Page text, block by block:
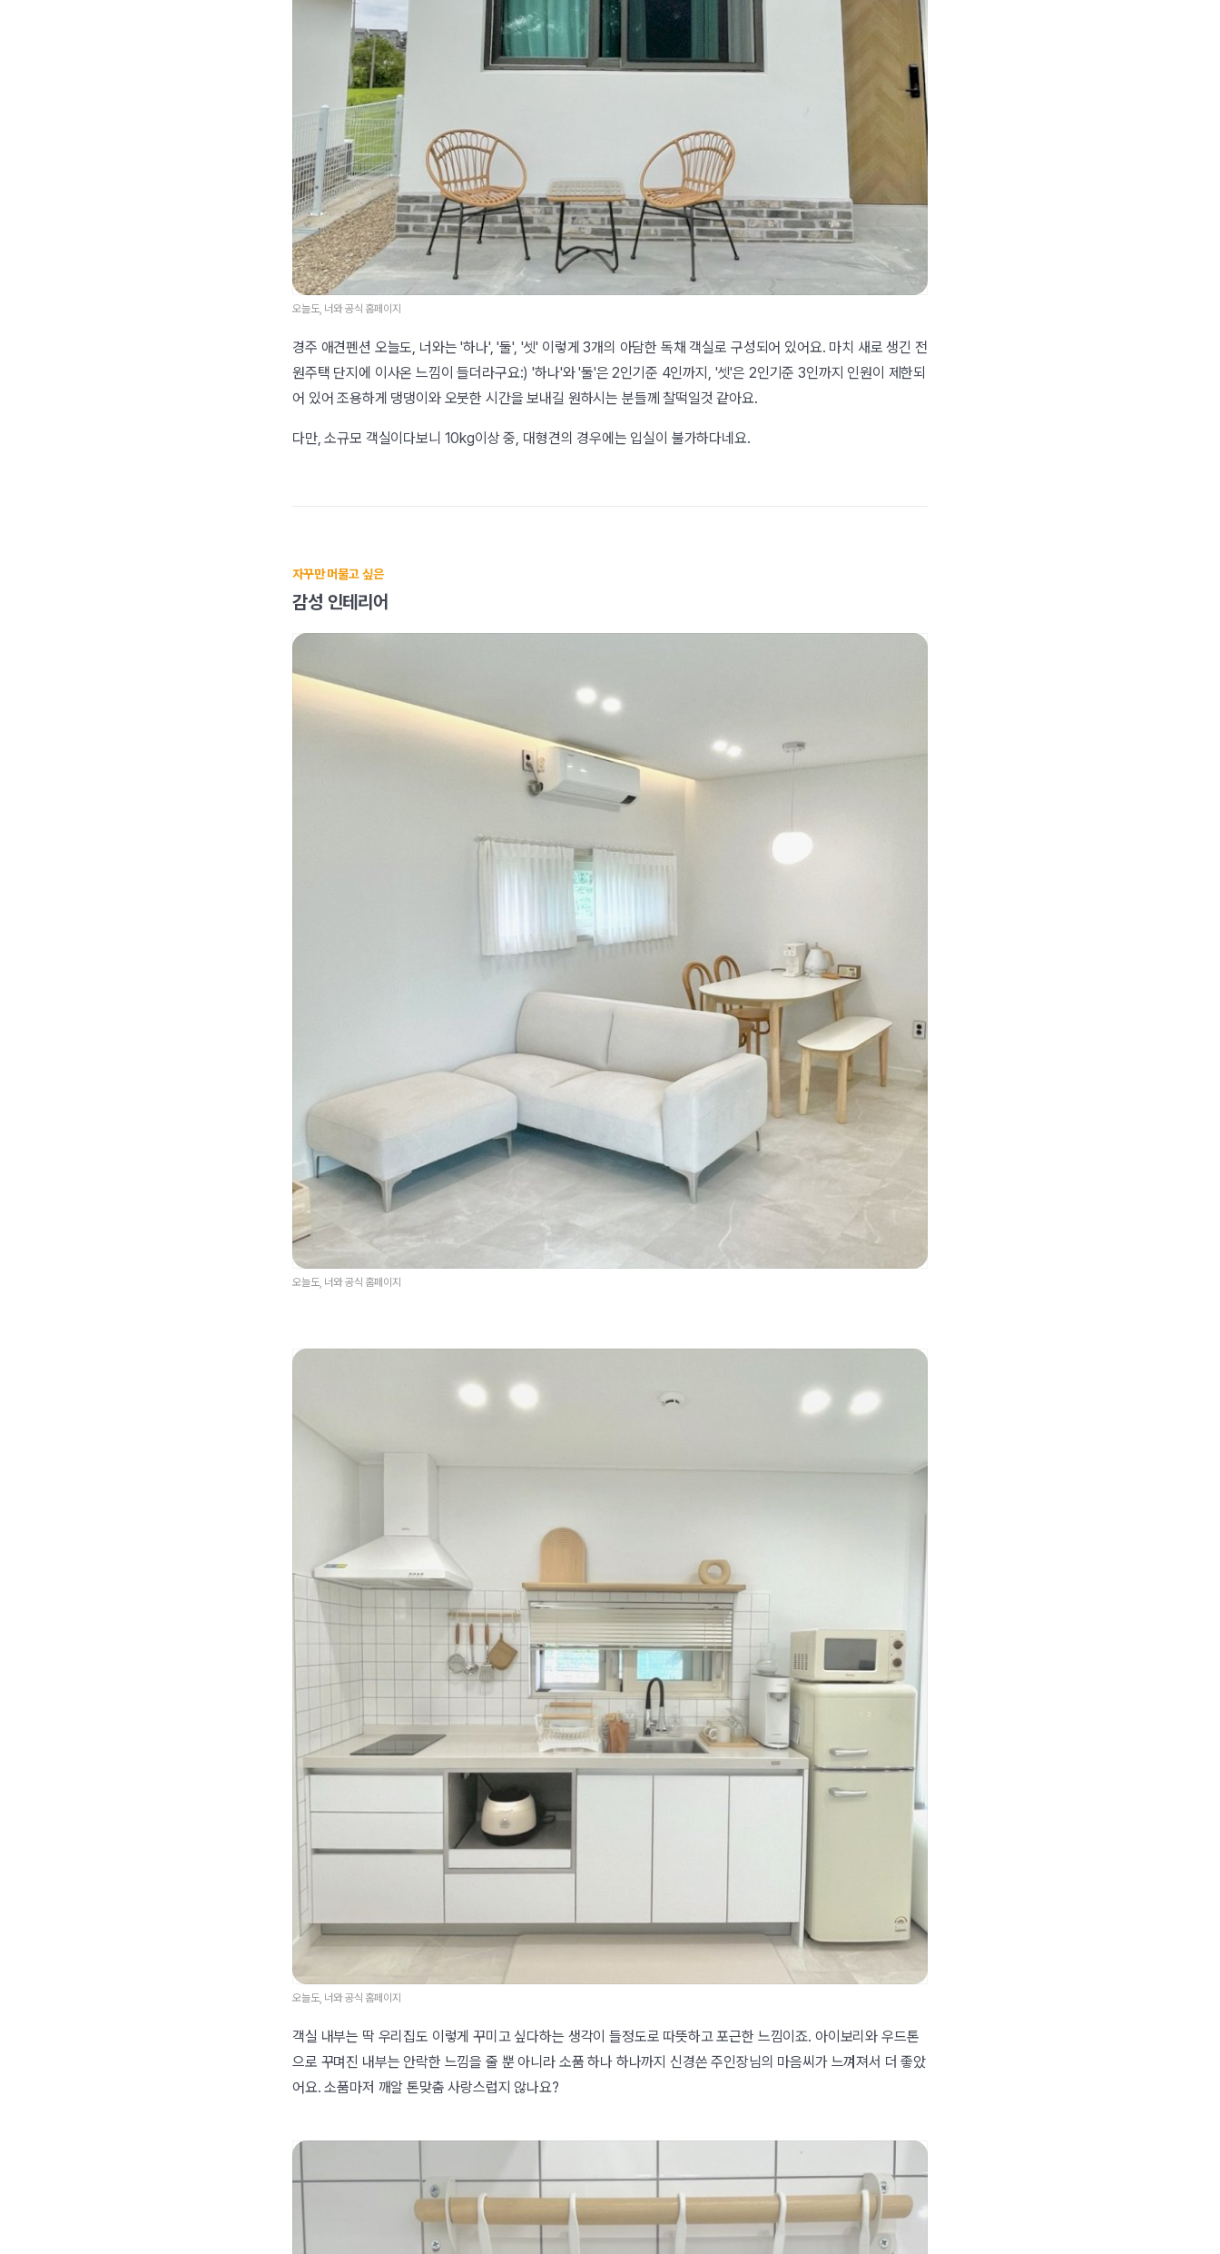
오늘도, 너와 공식 홈페이지
경주 애견펜션 오늘도, 너와는 '하나', '둘', '셋' 이렇게 3개의 아담한 독채 객실로 구성되어 있어요. 마치 새로 생긴 전
원주택 단지에 이사온 느낌이 들더라구요:) '하나'와 '둘'은 2인기준 4인까지, '셋'은 2인기준 3인까지 인원이 제한되
어 있어 조용하게 댕댕이와 오붓한 시간을 보내길 원하시는 분들께 찰떡일것 같아요.
다만, 소규모 객실이다보니 10kg이상 중, 대형견의 경우에는 입실이 불가하다네요.
자꾸만 머물고 싶은
감성 인테리어
오늘도, 너와 공식 홈페이지
오늘도, 너와 공식 홈페이지
객실 내부는 딱 우리집도 이렇게 꾸미고 싶다하는 생각이 들정도로 따뜻하고 포근한 느낌이죠. 아이보리와 우드톤
으로 꾸며진 내부는 안락한 느낌을 줄 뿐 아니라 소품 하나 하나까지 신경쓴 주인장님의 마음씨가 느껴져서 더 좋았
어요. 소품마저 깨알 톤맞춤 사랑스럽지 않나요?